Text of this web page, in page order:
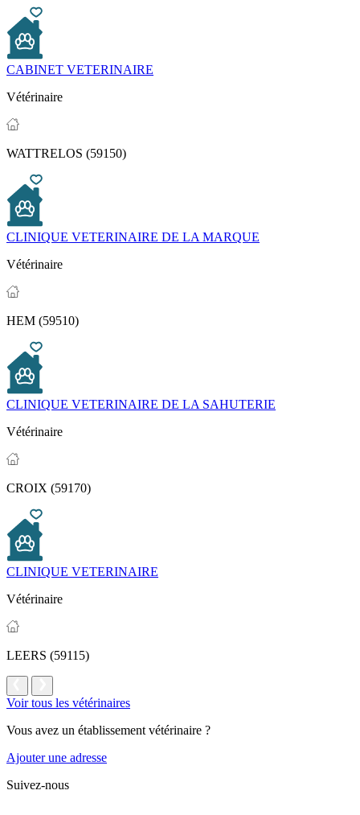
CABINET VETERINAIRE
Vétérinaire
WATTRELOS (59150)
CLINIQUE VETERINAIRE DE LA MARQUE
Vétérinaire
HEM (59510)
CLINIQUE VETERINAIRE DE LA SAHUTERIE
Vétérinaire
CROIX (59170)
CLINIQUE VETERINAIRE
Vétérinaire
LEERS (59115)
Voir tous les vétérinaires
Vous avez un établissement vétérinaire ?
Ajouter une adresse
Suivez-nous